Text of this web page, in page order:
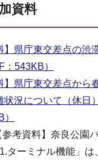
資料
】県庁東交差点の渋
：543KB）
】県庁東交差点から
状況について（休日
考資料】奈良公園
ターミナル機能」は